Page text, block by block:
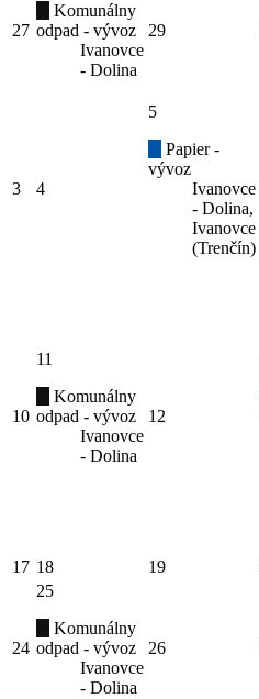
27
Komunálny
odpad - vývoz
Ivanovce
- Dolina
29
3 4
5
Papier -
vývoz
Ivanovce
- Dolina,
Ivanovce
(Trenčín)
10
11
Komunálny
odpad - vývoz
Ivanovce
- Dolina
12
17 18 19
24
25
Komunálny
odpad - vývoz
Ivanovce
- Dolina
26